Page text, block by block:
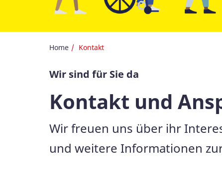
Home Kontakt
Wir sind für Sie da
Kontakt und
Wir freuen uns über ihr
und weitere Informationen